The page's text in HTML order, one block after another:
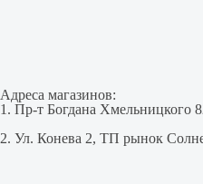
Адреса магазинов:
1. Пр-т Богдана Хмельницкого
2. Ул. Конева 2, ТП рынок